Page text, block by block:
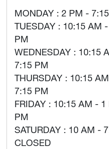
MONDAY : 2 PM -
TUESDAY : 10:15
PM
WEDNESDAY : 10:15
7:15 PM
THURSDAY : 10:15
7:15 PM
FRIDAY : 10:15 AM -
PM
SATURDAY : 10 AM -
CLOSED